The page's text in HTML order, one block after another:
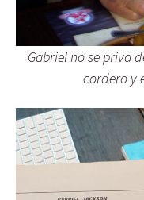
Gabriel no se priva
cordero y